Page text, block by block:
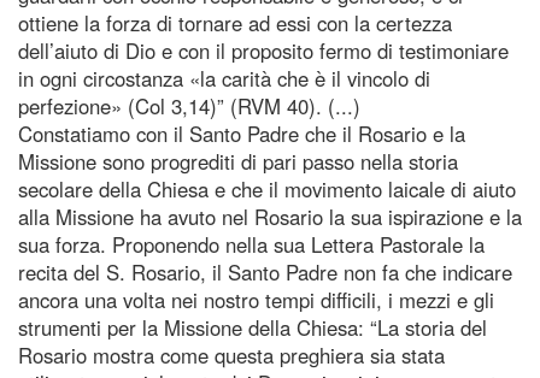
ottiene la forza di tornare ad essi con la certezza
dell’aiuto di Dio e con il proposito fermo di testimoniare
in ogni circostanza «la carità che è il vincolo di
perfezione» (Col 3,14)” (RVM 40). (...)
Constatiamo con il Santo Padre che il Rosario e la
Missione sono progrediti di pari passo nella storia
secolare della Chiesa e che il movimento laicale di aiuto
alla Missione ha avuto nel Rosario la sua ispirazione e la
sua forza. Proponendo nella sua Lettera Pastorale la
recita del S. Rosario, il Santo Padre non fa che indicare
ancora una volta nei nostro tempi difficili, i mezzi e gli
strumenti per la Missione della Chiesa: “La storia del
Rosario mostra come questa preghiera sia stata